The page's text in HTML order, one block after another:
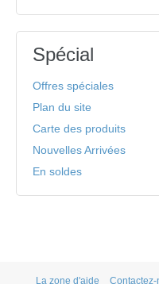
Spécial
Offres spéciales
Plan du site
Carte des produits
Nouvelles Arrivées
En soldes
La zone d'aide Contactez-